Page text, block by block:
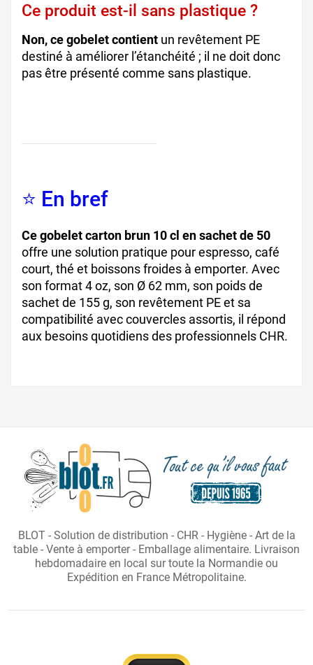
Ce produit est-il sans plastique ?
Non, ce gobelet contient un revêtement PE
destiné à améliorer l’étanchéité ; il ne doit donc
pas être présenté comme sans plastique.
⭐ En bref
Ce gobelet carton brun 10 cl en sachet de 50
offre une solution pratique pour espresso, café
court, thé et boissons froides à emporter. Avec
son format 4 oz, son Ø 62 mm, son poids de
sachet de 155 g, son revêtement PE et sa
compatibilité avec couvercles assortis, il répond
aux besoins quotidiens des professionnels CHR.
BLOT - Solution de distribution - CHR - Hygiène - Art de la
table - Vente à emporter - Emballage alimentaire. Livraison
hebdomadaire en local sur toute la Normandie ou
Expédition en France Métropolitaine.